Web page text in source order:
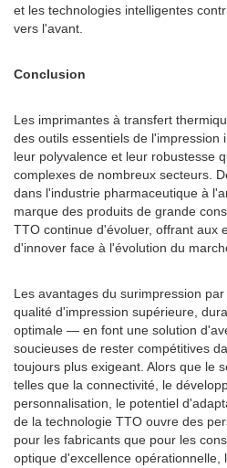
et les technologies intelligentes
vers l'avant.
Conclusion
Les imprimantes à transfert
des outils essentiels de l'impression
leur polyvalence et leur robustesse
complexes de nombreux secteurs.
dans l'industrie pharmaceutique à
marque des produits de grande
TTO continue d'évoluer, offrant aux
d'innover face à l'évolution du
Les avantages du surimpression
qualité d'impression supérieure,
optimale — en font une solution
soucieuses de rester compétitives
toujours plus exigeant. Alors que le
telles que la connectivité, le
personnalisation, le potentiel
de la technologie TTO ouvre des
pour les fabricants que pour les
optique d'excellence opérationnelle,